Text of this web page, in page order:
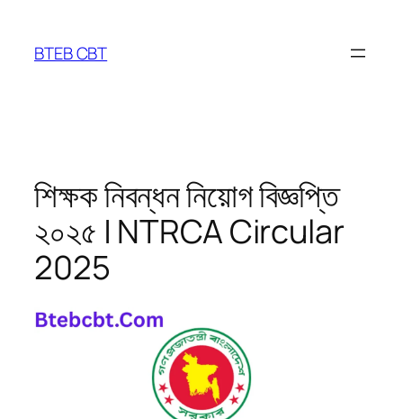
content
BTEB CBT
শিক্ষক নিবন্ধন নিয়োগ বিজ্ঞপ্তি
২০২৫ | NTRCA Circular
2025